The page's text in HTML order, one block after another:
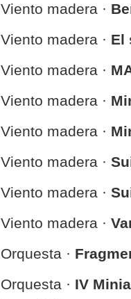
Viento madera ·
Viento madera · El
Viento madera ·
Viento madera ·
Viento madera ·
Viento madera ·
Viento madera ·
Viento madera ·
Orquesta ·
Orquesta · IV